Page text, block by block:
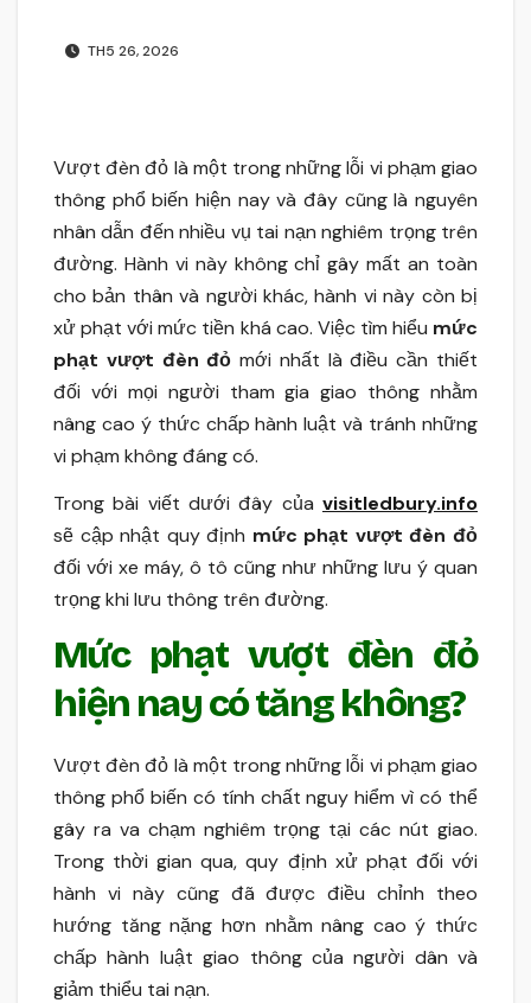
TH5 26, 2026
Vượt đèn đỏ là một trong những lỗi vi phạm giao
thông phổ biến hiện nay và đây cũng là nguyên
nhân dẫn đến nhiều vụ tai nạn nghiêm trọng trên
đường. Hành vi này không chỉ gây mất an toàn
cho bản thân và người khác, hành vi này còn bị
xử phạt với mức tiền khá cao. Việc tìm hiểu mức
phạt vượt đèn đỏ mới nhất là điều cần thiết
đối với mọi người tham gia giao thông nhằm
nâng cao ý thức chấp hành luật và tránh những
vi phạm không đáng có.
Trong bài viết dưới đây của visitledbury.info
sẽ cập nhật quy định mức phạt vượt đèn đỏ
đối với xe máy, ô tô cũng như những lưu ý quan
trọng khi lưu thông trên đường.
Mức phạt vượt đèn đỏ
hiện nay có tăng không?
Vượt đèn đỏ là một trong những lỗi vi phạm giao
thông phổ biến có tính chất nguy hiểm vì có thể
gây ra va chạm nghiêm trọng tại các nút giao.
Trong thời gian qua, quy định xử phạt đối với
hành vi này cũng đã được điều chỉnh theo
hướng tăng nặng hơn nhằm nâng cao ý thức
chấp hành luật giao thông của người dân và
giảm thiểu tai nạn.